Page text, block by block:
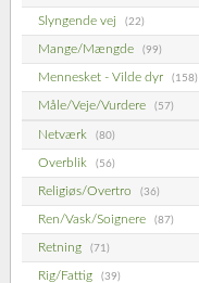
Slyngende vej (22)
Mange/Mængde (99)
Mennesket - Vilde dyr (158)
Måle/Veje/Vurdere (57)
Netværk (80)
Overblik (56)
Religiøs/Overtro (36)
Ren/Vask/Soignere (87)
Retning (71)
Rig/Fattig (39)